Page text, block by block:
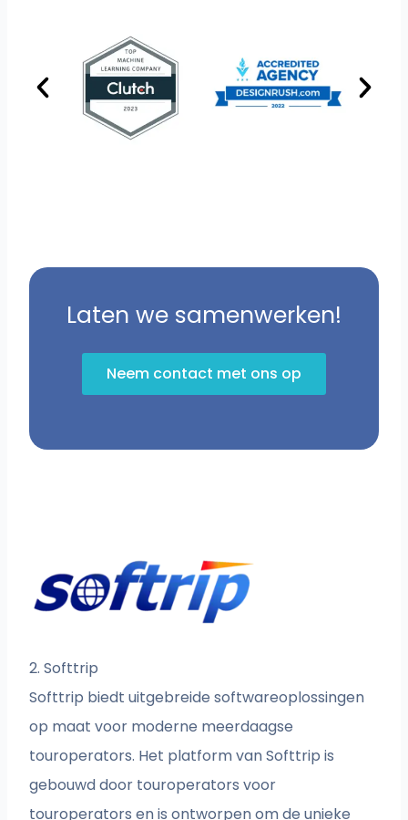
Laten we samenwerken!
Neem contact met ons op
2. Softtrip
Softtrip biedt uitgebreide softwareoplossingen
op maat voor moderne meerdaagse
touroperators. Het platform van Softtrip is
gebouwd door touroperators voor
touroperators en is ontworpen om de unieke